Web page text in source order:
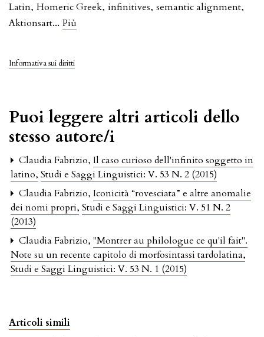
Latin, Homeric Greek, infinitives, semantic alignment,
Aktionsart... Più
Informativa sui diritti
Puoi leggere altri articoli dello
stesso autore/i
Claudia Fabrizio, Il caso curioso dell'infinito soggetto in
latino, Studi e Saggi Linguistici: V. 53 N. 2 (2015)
Claudia Fabrizio, Iconicità “rovesciata” e altre anomalie
dei nomi propri, Studi e Saggi Linguistici: V. 51 N. 2
(2013)
Claudia Fabrizio, "Montrer au philologue ce qu'il fait".
Note su un recente capitolo di morfosintassi tardolatina,
Studi e Saggi Linguistici: V. 53 N. 1 (2015)
Articoli simili